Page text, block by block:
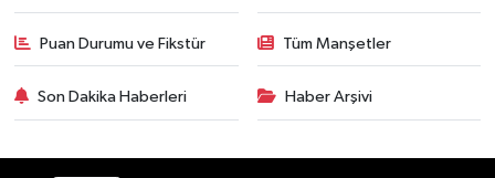
Puan Durumu ve Fikstür Tüm Manşetler
Son Dakika Haberleri Haber Arşivi